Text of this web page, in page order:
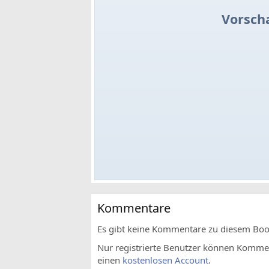
Kommentare
Es gibt keine Kommentare zu diesem
Nur registrierte Benutzer können
einen kostenlosen Account.